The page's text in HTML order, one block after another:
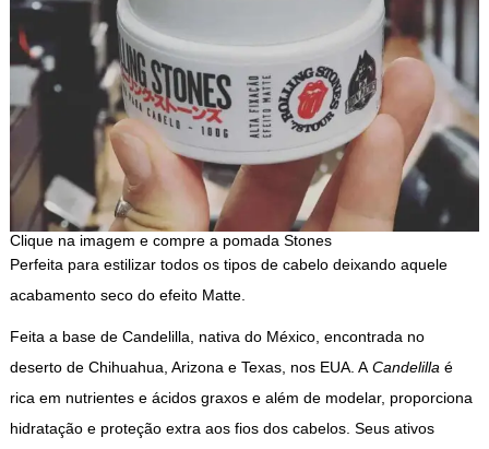
Clique na imagem e compre a pomada Stones
Perfeita para estilizar todos os tipos de cabelo deixando aquele
acabamento seco do efeito Matte.
Feita a base de Candelilla, nativa do México, encontrada no
deserto de Chihuahua, Arizona e Texas, nos EUA. A Candelilla é
rica em nutrientes e ácidos graxos e além de modelar, proporciona
hidratação e proteção extra aos fios dos cabelos. Seus ativos